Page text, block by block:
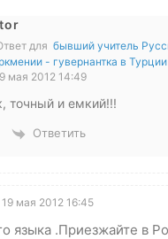
для бывший учитель
- гувернантка в Турции
мая 2012 14:49
точный и емкий!!!
Ответить
19 мая 2012 16:45
языка .Приезжайте в